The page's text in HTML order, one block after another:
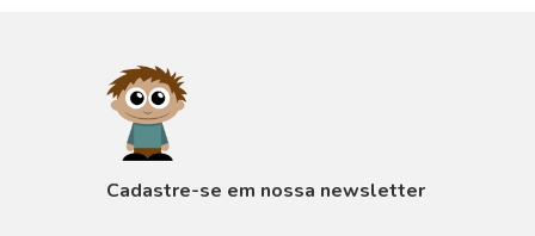
Cadastre-se em nossa newsletter